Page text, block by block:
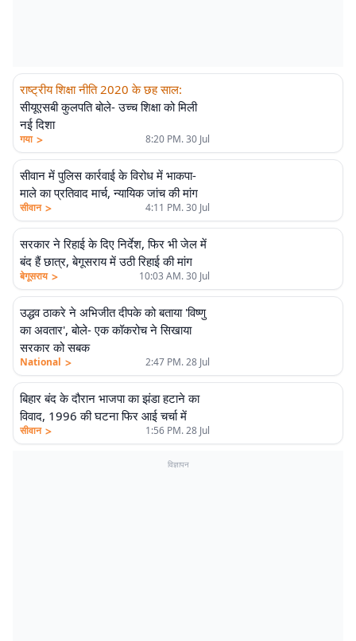
राष्ट्रीय शिक्षा नीति 2020 के छह साल:
सीयूएसबी कुलपति बोले- उच्च शिक्षा को मिली
नई दिशा
गया > 8:20 PM. 30 Jul
सीवान में पुलिस कार्रवाई के विरोध में भाकपा-
माले का प्रतिवाद मार्च, न्यायिक जांच की मांग
सीवान > 4:11 PM. 30 Jul
सरकार ने रिहाई के दिए निर्देश, फिर भी जेल में
बंद हैं छात्र, बेगूसराय में उठी रिहाई की मांग
बेगूसराय > 10:03 AM. 30 Jul
उद्धव ठाकरे ने अभिजीत दीपके को बताया 'विष्णु
का अवतार', बोले- एक कॉकरोच ने सिखाया
सरकार को सबक
National > 2:47 PM. 28 Jul
बिहार बंद के दौरान भाजपा का झंडा हटाने का
विवाद, 1996 की घटना फिर आई चर्चा में
सीवान > 1:56 PM. 28 Jul
विज्ञापन